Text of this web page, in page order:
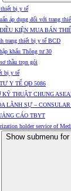
thiết bị y tế
áp dụng đối với trang
KIỆN MUA BÁN
trang thiết bị y tế BCD
khẩu Thông tư 30
thầu trọn gói
bị y tế
Y TẾ QĐ 5086
KỸ THUẬT CHUNG
LÃNH SỰ –
CÁO TBYT
holder service of
Show submenu